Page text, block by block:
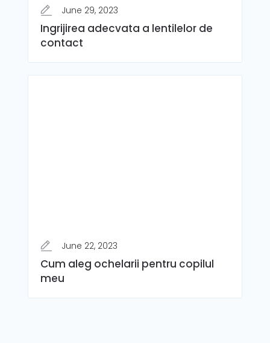
June 29, 2023
Ingrijirea adecvata a lentilelor de
contact
June 22, 2023
Cum aleg ochelarii pentru copilul
meu